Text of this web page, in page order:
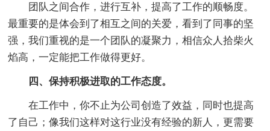
团队之间合作，进行互补，提高了工作的顺畅度。
最重要的是体会到了相互之间的关爱，看到了同事的坚
强，我们重视的是一个团队的凝聚力，相信众人拾柴火
焰高，一定能把工作做得更好。
四、保持积极进取的工作态度。
在工作中，你不止为公司创造了效益，同时也提高
了自己；像我们这样对这行业没有经验的新人，更需要